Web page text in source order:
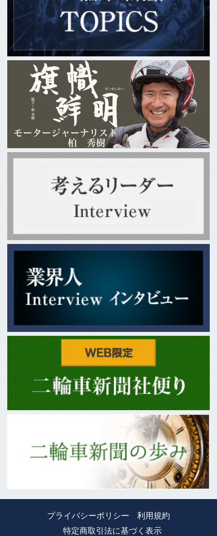
プライバシーポリシー
利用規約
特定商取引法に基づく表示